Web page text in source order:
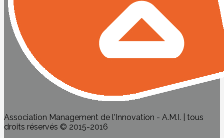
Association Management de l'Innovation - A.M.I. | tous
droits réservés © 2015-2016